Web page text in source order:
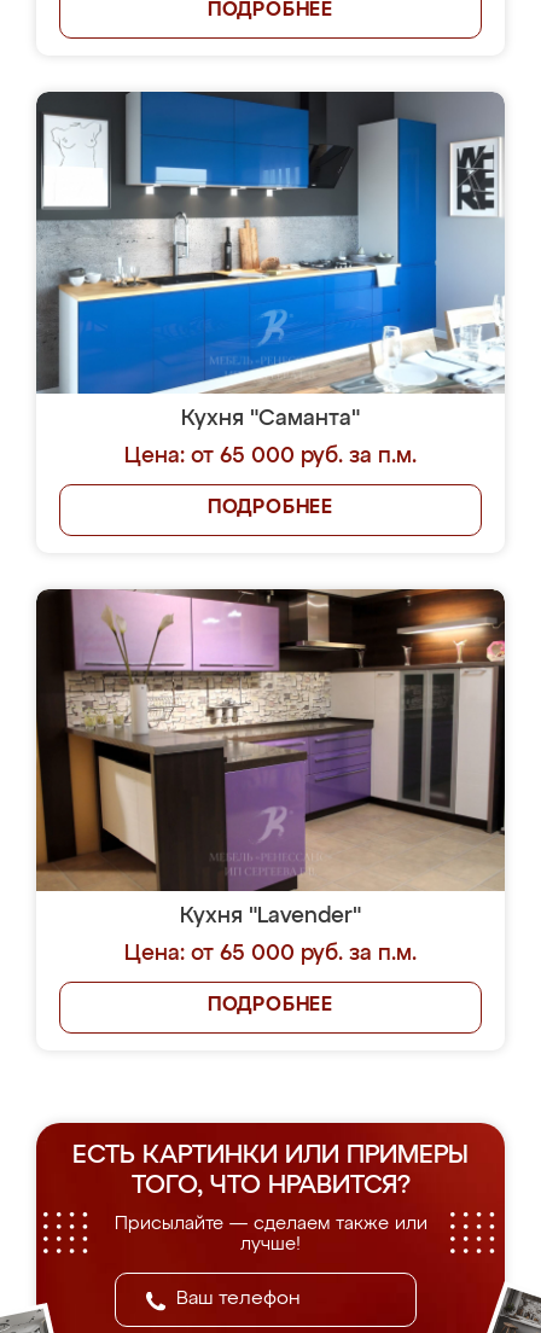
ПОДРОБНЕЕ
Кухня "Саманта"
Цена: от 65 000 руб. за п.м.
ПОДРОБНЕЕ
Кухня "Lavender"
Цена: от 65 000 руб. за п.м.
ПОДРОБНЕЕ
ЕСТЬ КАРТИНКИ ИЛИ ПРИМЕРЫ
ТОГО, ЧТО НРАВИТСЯ?
Присылайте — сделаем также или
лучше!